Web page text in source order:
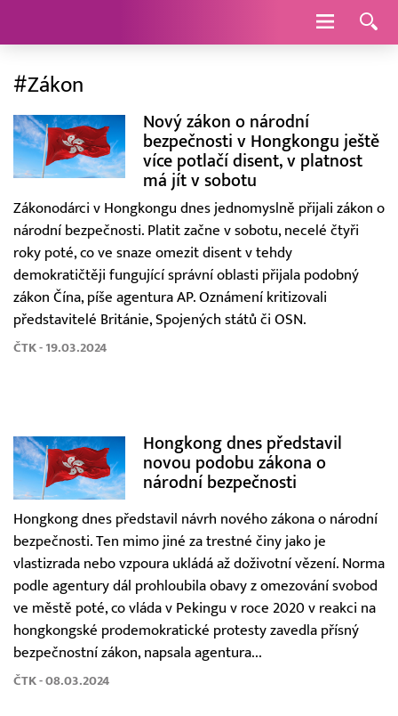
Navigace
#Zákon
Nový zákon o národní
bezpečnosti v Hongkongu ještě
více potlačí disent, v platnost
má jít v sobotu
Zákonodárci v Hongkongu dnes jednomyslně přijali zákon o
národní bezpečnosti. Platit začne v sobotu, necelé čtyři
roky poté, co ve snaze omezit disent v tehdy
demokratičtěji fungující správní oblasti přijala podobný
zákon Čína, píše agentura AP. Oznámení kritizovali
představitelé Británie, Spojených států či OSN.
ČTK - 19.03.2024
Hongkong dnes představil
novou podobu zákona o
národní bezpečnosti
Hongkong dnes představil návrh nového zákona o národní
bezpečnosti. Ten mimo jiné za trestné činy jako je
vlastizrada nebo vzpoura ukládá až doživotní vězení. Norma
podle agentury dál prohloubila obavy z omezování svobod
ve městě poté, co vláda v Pekingu v roce 2020 v reakci na
hongkongské prodemokratické protesty zavedla přísný
bezpečnostní zákon, napsala agentura...
ČTK - 08.03.2024